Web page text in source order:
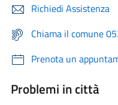
Richiedi Assistenza
Chiama il comune
Prenota un
Problemi in città